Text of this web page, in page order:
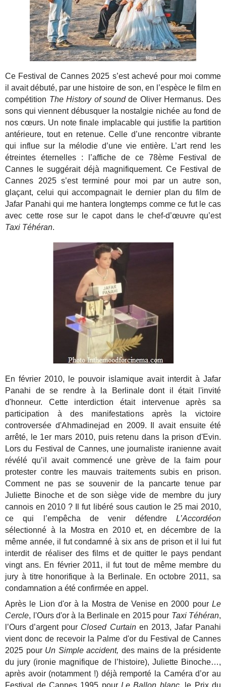
Ce Festival de Cannes 2025 s’est achevé pour moi comme
il avait débuté, par une histoire de son, en l’espèce le film en
compétition The History of soundde Oliver Hermanus. Des
sons qui viennent débusquer la nostalgie nichée au fond de
nos cœurs. Un note finale implacable qui justifie la partition
antérieure, tout en retenue. Celle d’une rencontre vibrante
qui influe sur la mélodie d’une vie entière. L’art rend les
étreintes éternelles : l’affiche de ce 78ème Festival de
Cannes le suggérait déjà magnifiquement. Ce Festival de
Cannes 2025 s’est terminé pour moi par un autre son,
glaçant, celui qui accompagnait le dernier plan du film de
Jafar Panahi qui me hantera longtemps comme ce fut le cas
avec cette rose sur le capot dans le chef-d’œuvre qu’est
Taxi Téhéran.
En février 2010, le pouvoir islamique avait interdit à Jafar
Panahi de se rendre à la Berlinale dont il était l'invité
d'honneur. Cette interdiction était intervenue après sa
participation à des manifestations après la victoire
controversée d'Ahmadinejad en 2009. Il avait ensuite été
arrêté, le 1er mars 2010, puis retenu dans la prison d'Evin.
Lors du Festival de Cannes, une journaliste iranienne avait
révélé qu’il avait commencé une grève de la faim pour
protester contre les mauvais traitements subis en prison.
Comment ne pas se souvenir de la pancarte tenue par
Juliette Binoche et de son siège vide de membre du jury
cannois en 2010 ? Il fut libéré sous caution le 25 mai 2010,
ce qui l’empêcha de venir défendre L’Accordéon
sélectionné à la Mostra en 2010 et, en décembre de la
même année, il fut condamné à six ans de prison et il lui fut
interdit de réaliser des films et de quitter le pays pendant
vingt ans. En février 2011, il fut tout de même membre du
jury à titre honorifique à la Berlinale. En octobre 2011, sa
condamnation a été confirmée en appel.
Après le Lion d'or à la Mostra de Venise en 2000 pour Le
Cercle, l'Ours d'or à la Berlinale en 2015 pour Taxi Téhéran,
l’Ours d’argent pour Closed Curtain en 2013, Jafar Panahi
vient donc de recevoir la Palme d'or du Festival de Cannes
2025 pour Un Simple accident, des mains de la présidente
du jury (ironie magnifique de l’histoire), Juliette Binoche…,
après avoir (notamment !) déjà remporté la Caméra d’or au
Festival de Cannes 1995 pour Le Ballon blanc, le Prix du